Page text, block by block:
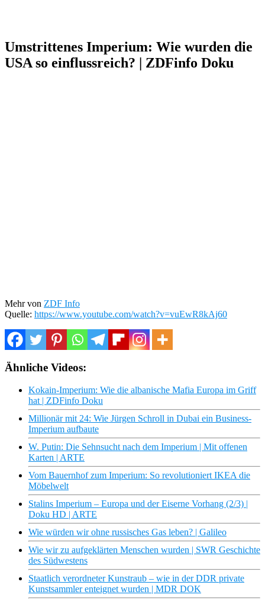
Umstrittenes Imperium: Wie wurden die
USA so einflussreich? | ZDFinfo Doku
Mehr von ZDF Info
Quelle: https://www.youtube.com/watch?v=vuEwR8kAj60
Ähnliche Videos:
Kokain-Imperium: Wie die albanische Mafia Europa im Griff
hat | ZDFinfo Doku
Millionär mit 24: Wie Jürgen Schroll in Dubai ein Business-
Imperium aufbaute
W. Putin: Die Sehnsucht nach dem Imperium | Mit offenen
Karten | ARTE
Vom Bauernhof zum Imperium: So revolutioniert IKEA die
Möbelwelt
Stalins Imperium – Europa und der Eiserne Vorhang (2/3) |
Doku HD | ARTE
Wie würden wir ohne russisches Gas leben? | Galileo
Wie wir zu aufgeklärten Menschen wurden | SWR Geschichte
des Südwestens
Staatlich verordneter Kunstraub – wie in der DDR private
Kunstsammler enteignet wurden | MDR DOK